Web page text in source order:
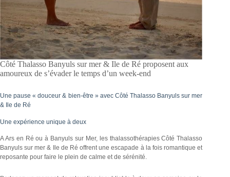
Côté Thalasso Banyuls sur mer & Ile de Ré proposent aux
amoureux de s’évader le temps d’un week-end
Une pause « douceur & bien-être » avec Côté Thalasso Banyuls sur mer
& Ile de Ré
Une expérience unique à deux
A Ars en Ré ou à Banyuls sur Mer, les thalassothérapies Côté Thalasso
Banyuls sur mer & Ile de Ré offrent une escapade à la fois romantique et
reposante pour faire le plein de calme et de sérénité.